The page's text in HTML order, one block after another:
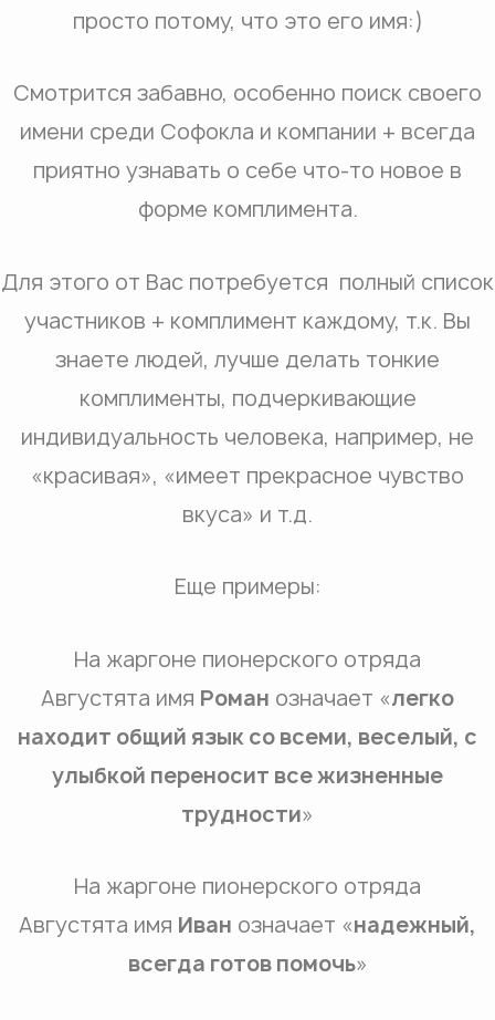
просто потому, что это его имя:)
Смотрится забавно, особенно поиск своего
имени среди Софокла и компании + всегда
приятно узнавать о себе что-то новое в
форме комплимента.
Для этого от Вас потребуется полный список
участников + комплимент каждому, т.к. Вы
знаете людей, лучше делать тонкие
комплименты, подчеркивающие
индивидуальность человека, например, не
«красивая», «имеет прекрасное чувство
вкуса» и т.д.
Еще примеры:
На жаргоне пионерского отряда
Августята имя Роман означает «легко
находит общий язык со всеми, веселый, с
улыбкой переносит все жизненные
трудности»
На жаргоне пионерского отряда
Августята имя Иван означает «надежный,
всегда готов помочь»